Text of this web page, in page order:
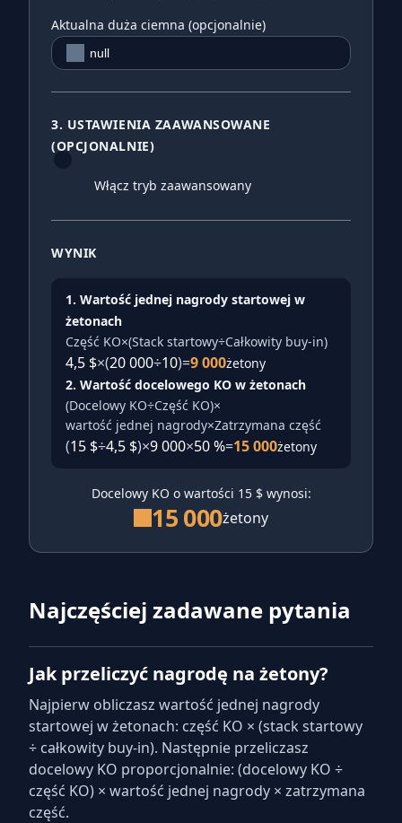
Aktualna duża ciemna (opcjonalnie)
3. USTAWIENIA ZAAWANSOWANE
(OPCJONALNIE)
Włącz tryb zaawansowany
WYNIK
1. Wartość jednej nagrody startowej w
żetonach
Część KO×(Stack startowy÷Całkowity buy-in)
4,5 $×(20 000÷10)=9 000żetony
2. Wartość docelowego KO w żetonach
(Docelowy KO÷Część KO)×
wartość jednej nagrody×Zatrzymana część
(15 $÷4,5 $)×9 000×50 %=15 000żetony
Docelowy KO o wartości 15 $ wynosi:
15 000żetony
Najczęściej zadawane pytania
Jak przeliczyć nagrodę na żetony?
Najpierw obliczasz wartość jednej nagrody
startowej w żetonach: część KO × (stack startowy
÷ całkowity buy-in). Następnie przeliczasz
docelowy KO proporcjonalnie: (docelowy KO ÷
część KO) × wartość jednej nagrody × zatrzymana
część.